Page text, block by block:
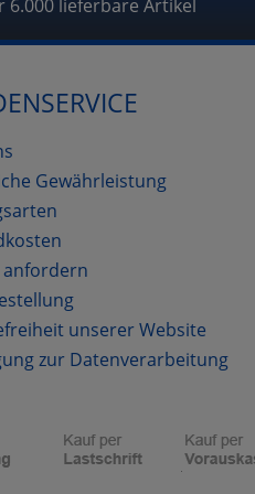
6.000 lieferbare Artikel
Gewährleistung
anfordern
unserer Website
zur Datenverarbeitung